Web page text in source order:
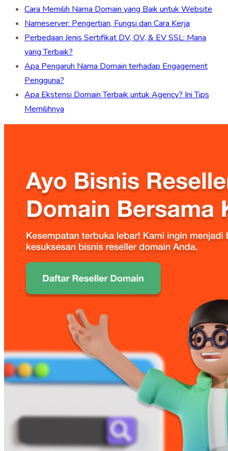
Cara Memilih Nama Domain yang Baik untuk Website
Nameserver: Pengertian, Fungsi dan Cara Kerja
Perbedaan Jenis Sertifikat DV, OV, & EV SSL: Mana
yang Terbaik?
Apa Pengaruh Nama Domain terhadap Engagement
Pengguna?
Apa Ekstensi Domain Terbaik untuk Agency? Ini Tips
Memilihnya